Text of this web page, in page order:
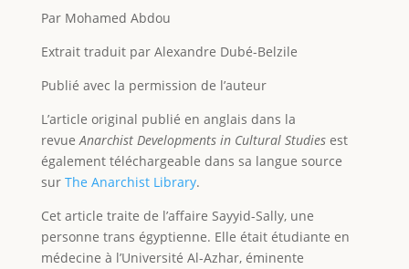
Par Mohamed Abdou
Extrait traduit par Alexandre Dubé-Belzile
Publié avec la permission de l’auteur
L’article original publié en anglais dans la
revueAnarchist Developments in Cultural Studiesest
également téléchargeable dans sa langue source
sur The Anarchist Library.
Cet article traite de l’affaire Sayyid-Sally, une
personne trans égyptienne. Elle était étudiante en
médecine à l’Université Al-Azhar, éminente